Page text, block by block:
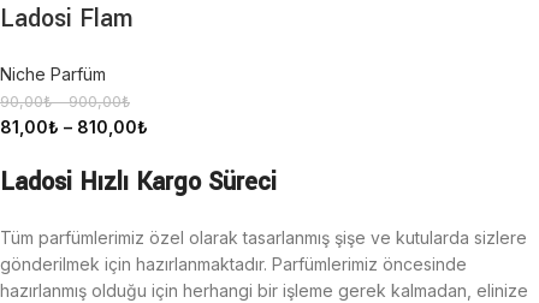
Ladosi Flam
Niche Parfüm
90,00₺ –900,00₺
81,00₺ – 810,00₺
Ladosi Hızlı Kargo Süreci
Tüm parfümlerimiz özel olarak tasarlanmış şişe ve kutularda sizlere
gönderilmek için hazırlanmaktadır. Parfümlerimiz öncesinde
hazırlanmış olduğu için herhangi bir işleme gerek kalmadan, elinize